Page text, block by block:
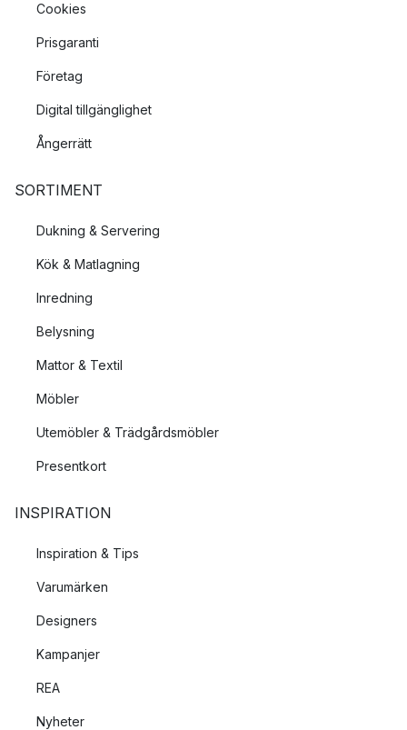
Cookies
Prisgaranti
Företag
Digital tillgänglighet
Ångerrätt
SORTIMENT
Dukning & Servering
Kök & Matlagning
Inredning
Belysning
Mattor & Textil
Möbler
Utemöbler & Trädgårdsmöbler
Presentkort
INSPIRATION
Inspiration & Tips
Varumärken
Designers
Kampanjer
REA
Nyheter